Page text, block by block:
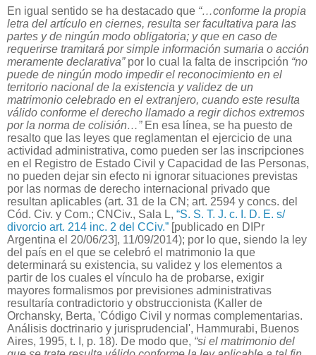
En igual sentido se ha destacado que “…conforme la propia
letra del artículo en ciernes, resulta ser facultativa para las
partes y de ningún modo obligatoria; y que en caso de
requerirse tramitará por simple información sumaria o acción
meramente declarativa” por lo cual la falta de inscripción “no
puede de ningún modo impedir el reconocimiento en el
territorio nacional de la existencia y validez de un
matrimonio celebrado en el extranjero, cuando este resulta
válido conforme el derecho llamado a regir dichos extremos
por la norma de colisión…” En esa línea, se ha puesto de
resalto que las leyes que reglamentan el ejercicio de una
actividad administrativa, como pueden ser las inscripciones
en el Registro de Estado Civil y Capacidad de las Personas,
no pueden dejar sin efecto ni ignorar situaciones previstas
por las normas de derecho internacional privado que
resultan aplicables (art. 31 de la CN; art. 2594 y concs. del
Cód. Civ. y Com.; CNCiv., Sala L, “S. S. T. J. c. I. D. E. s/
divorcio art. 214 inc. 2 del CCiv.” [publicado en DIPr
Argentina el 20/06/23], 11/09/2014); por lo que, siendo la ley
del país en el que se celebró el matrimonio la que
determinará su existencia, su validez y los elementos a
partir de los cuales el vínculo ha de probarse, exigir
mayores formalismos por previsiones administrativas
resultaría contradictorio y obstruccionista (Kaller de
Orchansky, Berta, 'Código Civil y normas complementarias.
Análisis doctrinario y jurisprudencial', Hammurabi, Buenos
Aires, 1995, t. I, p. 18). De modo que, “si el matrimonio del